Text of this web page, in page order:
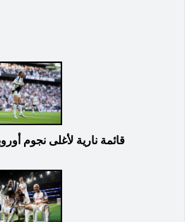
قائمة نارية لأغلى نجوم